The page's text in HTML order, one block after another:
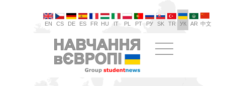
EN CS DE ES FR HU IT PL PT РУ SK TR УК AR 中文